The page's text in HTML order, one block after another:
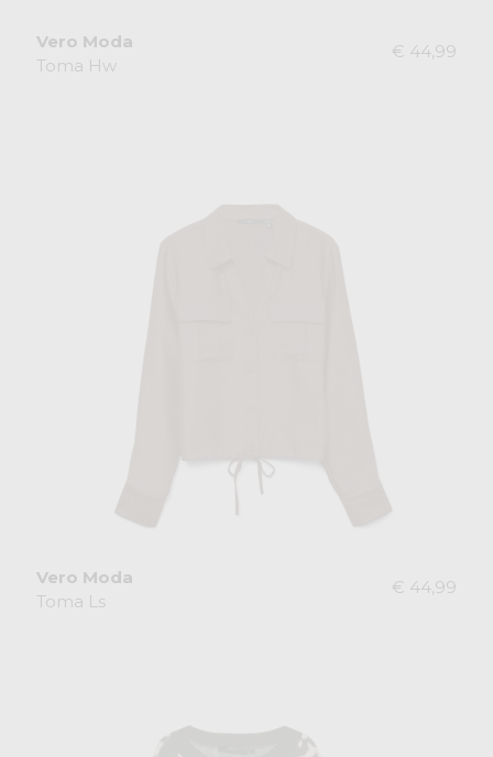
Vero Moda
Toma Hw
€ 44,99
Vero Moda
Toma Ls
€ 44,99